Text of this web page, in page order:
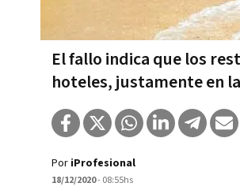
El fallo indica que los
hoteles, justamente en
Por iProfesional
18/12/2020- 08:55hs